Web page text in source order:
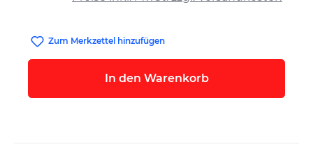
Zum Merkzettel hinzufügen
In den Warenkorb